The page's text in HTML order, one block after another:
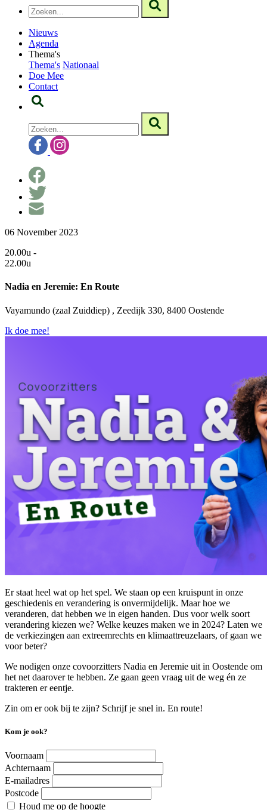
Nieuws
Agenda
Thema's
Thema's Nationaal
Doe Mee
Contact
06 November 2023
20.00u -
22.00u
Nadia en Jeremie: En Route
Vayamundo (zaal Zuiddiep) , Zeedijk 330, 8400 Oostende
Ik doe mee!
Er staat heel wat op het spel. We staan op een kruispunt in onze
geschiedenis en verandering is onvermijdelijk. Maar hoe we
veranderen, dat hebben we in eigen handen. Dus voor welk soort
verandering kiezen we? Welke keuzes maken we in 2024? Laten we
de verkiezingen aan extreemrechts en klimaattreuzelaars, of gaan we
voor beter?
We nodigen onze covoorzitters Nadia en Jeremie uit in Oostende om
het net daarover te hebben. Ze gaan geen vraag uit de weg én ze
trakteren er eentje.
Zin om er ook bij te zijn? Schrijf je snel in. En route!
Kom je ook?
Voornaam
Achternaam
E-mailadres
Postcode
Houd me op de hoogte